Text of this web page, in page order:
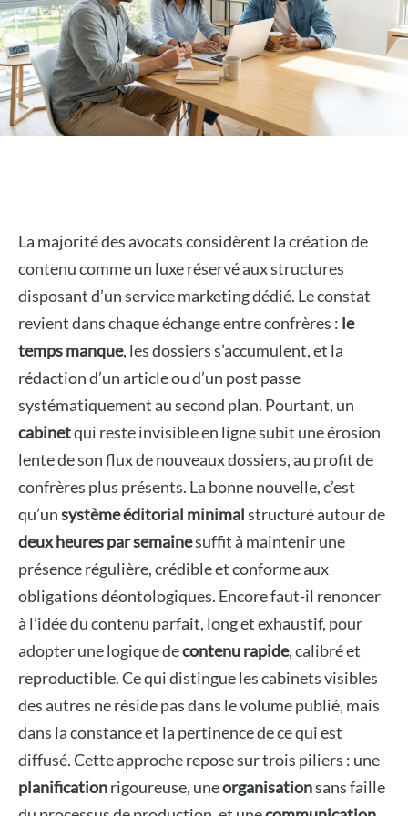
La majorité des avocats considèrent la création de
contenu comme un luxe réservé aux structures
disposant d’un service marketing dédié. Le constat
revient dans chaque échange entre confrères : le
temps manque, les dossiers s’accumulent, et la
rédaction d’un article ou d’un post passe
systématiquement au second plan. Pourtant, un
cabinetqui reste invisible en ligne subit une érosion
lente de son flux de nouveaux dossiers, au profit de
confrères plus présents. La bonne nouvelle, c’est
qu’unsystème éditorial minimalstructuré autour de
deux heures par semainesuffit à maintenir une
présence régulière, crédible et conforme aux
obligations déontologiques. Encore faut-il renoncer
à l’idée du contenu parfait, long et exhaustif, pour
adopter une logique decontenu rapide, calibré et
reproductible. Ce qui distingue les cabinets visibles
des autres ne réside pas dans le volume publié, mais
dans la constance et la pertinence de ce qui est
diffusé. Cette approche repose sur trois piliers : une
planificationrigoureuse, uneorganisationsans faille